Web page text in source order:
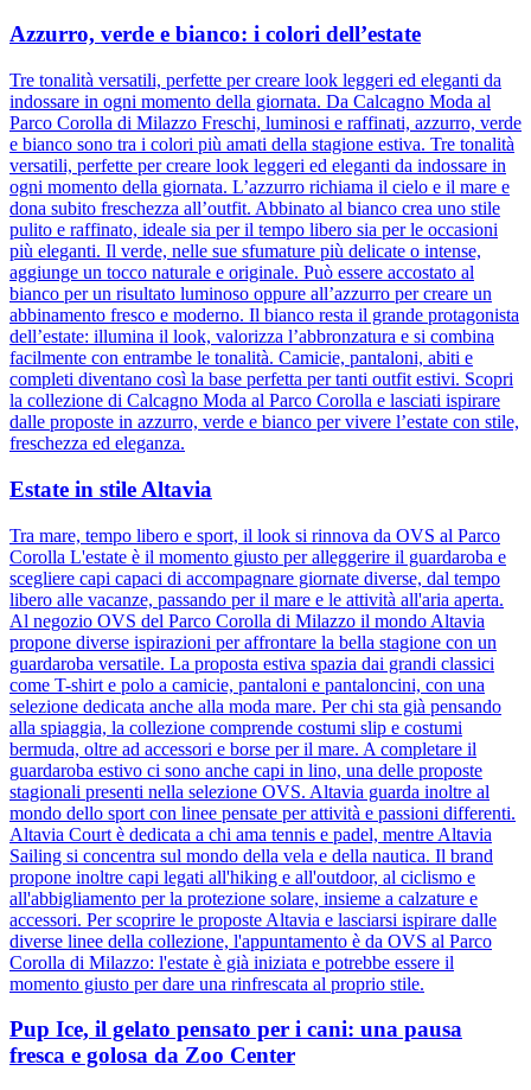
Azzurro, verde e bianco: i colori dell’estate
Tre tonalità versatili, perfette per creare look leggeri ed eleganti da
indossare in ogni momento della giornata. Da Calcagno Moda al
Parco Corolla di Milazzo Freschi, luminosi e raffinati, azzurro, verde
e bianco sono tra i colori più amati della stagione estiva. Tre tonalità
versatili, perfette per creare look leggeri ed eleganti da indossare in
ogni momento della giornata. L’azzurro richiama il cielo e il mare e
dona subito freschezza all’outfit. Abbinato al bianco crea uno stile
pulito e raffinato, ideale sia per il tempo libero sia per le occasioni
più eleganti. Il verde, nelle sue sfumature più delicate o intense,
aggiunge un tocco naturale e originale. Può essere accostato al
bianco per un risultato luminoso oppure all’azzurro per creare un
abbinamento fresco e moderno. Il bianco resta il grande protagonista
dell’estate: illumina il look, valorizza l’abbronzatura e si combina
facilmente con entrambe le tonalità. Camicie, pantaloni, abiti e
completi diventano così la base perfetta per tanti outfit estivi. Scopri
la collezione di Calcagno Moda al Parco Corolla e lasciati ispirare
dalle proposte in azzurro, verde e bianco per vivere l’estate con stile,
freschezza ed eleganza.
Estate in stile Altavia
Tra mare, tempo libero e sport, il look si rinnova da OVS al Parco
Corolla L'estate è il momento giusto per alleggerire il guardaroba e
scegliere capi capaci di accompagnare giornate diverse, dal tempo
libero alle vacanze, passando per il mare e le attività all'aria aperta.
Al negozio OVS del Parco Corolla di Milazzo il mondo Altavia
propone diverse ispirazioni per affrontare la bella stagione con un
guardaroba versatile. La proposta estiva spazia dai grandi classici
come T-shirt e polo a camicie, pantaloni e pantaloncini, con una
selezione dedicata anche alla moda mare. Per chi sta già pensando
alla spiaggia, la collezione comprende costumi slip e costumi
bermuda, oltre ad accessori e borse per il mare. A completare il
guardaroba estivo ci sono anche capi in lino, una delle proposte
stagionali presenti nella selezione OVS. Altavia guarda inoltre al
mondo dello sport con linee pensate per attività e passioni differenti.
Altavia Court è dedicata a chi ama tennis e padel, mentre Altavia
Sailing si concentra sul mondo della vela e della nautica. Il brand
propone inoltre capi legati all'hiking e all'outdoor, al ciclismo e
all'abbigliamento per la protezione solare, insieme a calzature e
accessori. Per scoprire le proposte Altavia e lasciarsi ispirare dalle
diverse linee della collezione, l'appuntamento è da OVS al Parco
Corolla di Milazzo: l'estate è già iniziata e potrebbe essere il
momento giusto per dare una rinfrescata al proprio stile.
Pup Ice, il gelato pensato per i cani: una pausa
fresca e golosa da Zoo Center